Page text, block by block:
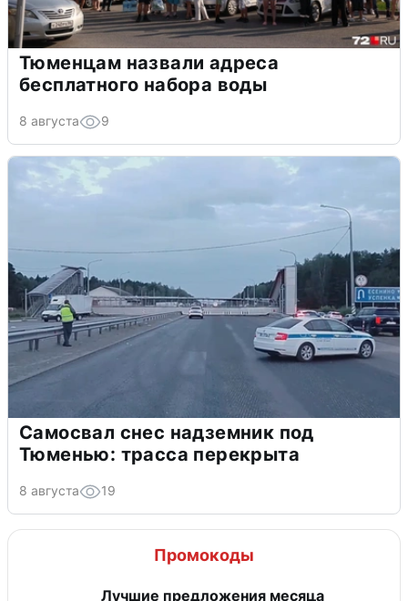
Тюменцам назвали адреса
бесплатного набора воды
8 августа 9
Самосвал снес надземник под
Тюменью: трасса перекрыта
8 августа 19
Промокоды
Лучшие предложения месяца